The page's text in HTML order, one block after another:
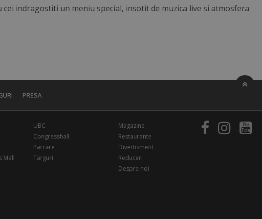
indragostiti un meniu special, insotit de muzica live si atmosfera
PRESA
Mall
UBC
Congresshall
Parcare
Targuri
Magazine
Restaurante
Divertisment
Reduceri
Despre noi